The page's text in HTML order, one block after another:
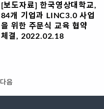
50권, 작가평론선 50권 등 총 100권
의 출판을 마무리한 것이다. [...] 웹툰
의 장르적 다양성이 점점 사라지고 일
진물이나 로맨스판타지물 등 인기 장
[보도자료] 한국영상대학교,
84개 기업과 LINC3.0 사업
을 위한 주문식 교육 협약
체결, 2022.02.18
3일간 진행했다고 밝혔다. 이번 행사
다음